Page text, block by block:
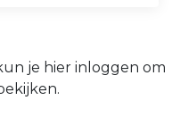
je hier inloggen om